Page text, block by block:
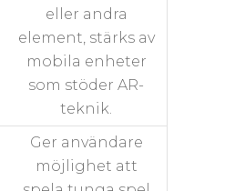
eller andra
element, stärks av
mobila enheter
som stöder AR-
teknik.
Ger användare
möjlighet att